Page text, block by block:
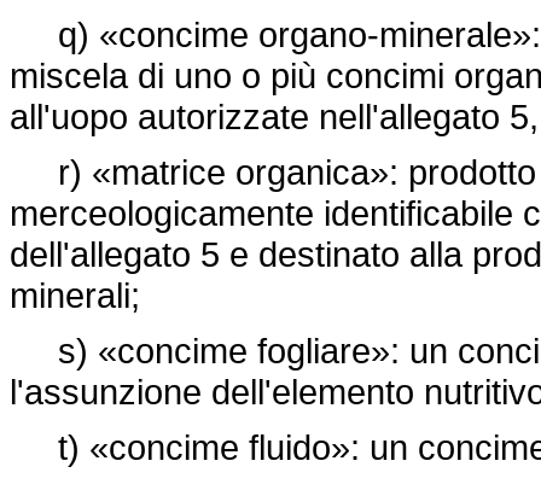
q) «concime organo-
miscela di uno o più concimi
all'uopo autorizzate nell'allegato
r) «matrice organica»: prodotto
merceologicamente identificabile
dell'allegato 5 e destinato alla
minerali;
s) «concime fogliare»: un
l'assunzione dell'elemento
t) «concime fluido»: un